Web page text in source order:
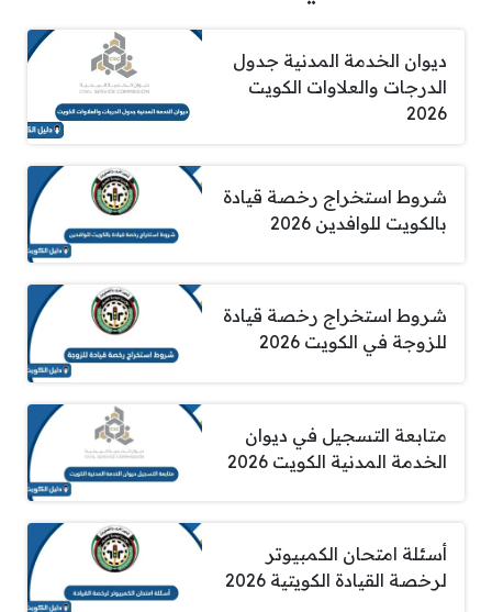
ديوان الخدمة المدنية جدول
الدرجات والعلاوات الكويت
2026
شروط استخراج رخصة قيادة
بالكويت للوافدين 2026
شروط استخراج رخصة قيادة
للزوجة في الكويت 2026
متابعة التسجيل في ديوان
الخدمة المدنية الكويت 2026
أسئلة امتحان الكمبيوتر
لرخصة القيادة الكويتية 2026